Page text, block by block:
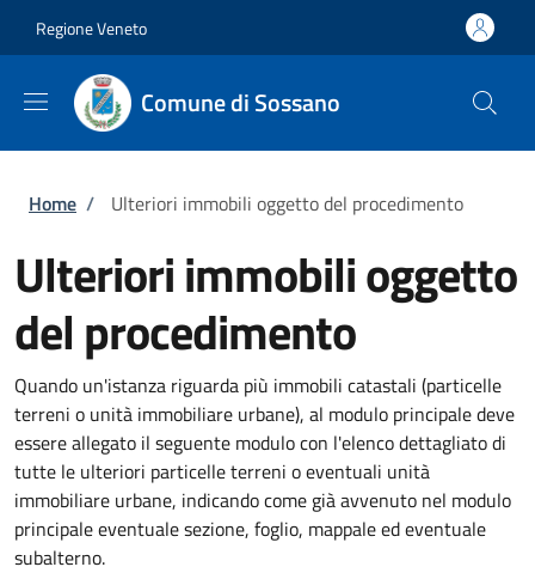
Regione Veneto
Comune di Sossano
Briciole di pane
Home / Ulteriori immobili oggetto del procedimento
Ulteriori immobili oggetto
del procedimento
Quando un'istanza riguarda più immobili catastali (particelle
terreni o unità immobiliare urbane), al modulo principale deve
essere allegato il seguente modulo con l'elenco dettagliato di
tutte le ulteriori particelle terreni o eventuali unità
immobiliare urbane, indicando come già avvenuto nel modulo
principale eventuale sezione, foglio, mappale ed eventuale
subalterno.